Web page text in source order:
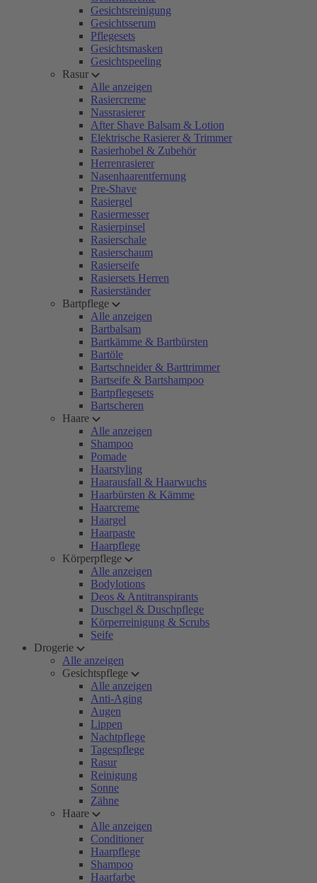
Gesichtsreinigung
Gesichtsserum
Pflegesets
Gesichtsmasken
Gesichtspeeling
Rasur
Alle anzeigen
Rasiercreme
Nassrasierer
After Shave Balsam & Lotion
Elektrische Rasierer & Trimmer
Rasierhobel & Zubehör
Herrenrasierer
Nasenhaarentfernung
Pre-Shave
Rasiergel
Rasiermesser
Rasierpinsel
Rasierschale
Rasierschaum
Rasierseife
Rasiersets Herren
Rasierständer
Bartpflege
Alle anzeigen
Bartbalsam
Bartkämme & Bartbürsten
Bartöle
Bartschneider & Barttrimmer
Bartseife & Bartshampoo
Bartpflegesets
Bartscheren
Haare
Alle anzeigen
Shampoo
Pomade
Haarstyling
Haarausfall & Haarwuchs
Haarbürsten & Kämme
Haarcreme
Haargel
Haarpaste
Haarpflege
Körperpflege
Alle anzeigen
Bodylotions
Deos & Antitranspirants
Duschgel & Duschpflege
Körperreinigung & Scrubs
Seife
Drogerie
Alle anzeigen
Gesichtspflege
Alle anzeigen
Anti-Aging
Augen
Lippen
Nachtpflege
Tagespflege
Rasur
Reinigung
Sonne
Zähne
Haare
Alle anzeigen
Conditioner
Haarpflege
Shampoo
Haarfarbe